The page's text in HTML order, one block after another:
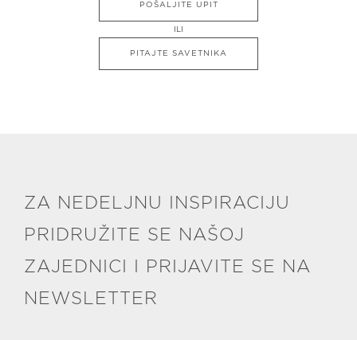
POŠALJITE UPIT
ILI
PITAJTE SAVETNIKA
ZA NEDELJNU INSPIRACIJU
PRIDRUŽITE SE NAŠOJ
ZAJEDNICI I PRIJAVITE SE NA
NEWSLETTER